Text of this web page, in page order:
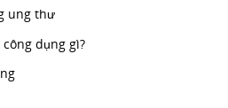
ung thư
dụng gì?